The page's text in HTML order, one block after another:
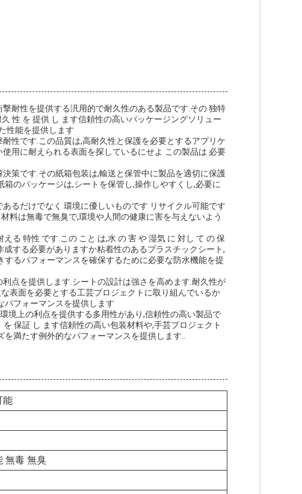
耐性を提供する汎用的で耐久性のある製品です.その 独特
性 を 提供 し ます信頼性の高いパッケージングソリュー
性能を提供します
性です.この品質は,高耐久性と保護を必要とするアプリケ
用に耐えられる表面を探しているにせよ この製品は 必要
策です.その紙箱包装は,輸送と保管中に製品を適切に保護
のパッケージは,シートを保管し,操作しやすくし,必要に
るだけでなく 環境に優しいものです リサイクル可能です
料は無毒で無臭で,環境や人間の健康に害を与えないよう
る 特性 です.この こと は,水 の 害 や 湿気 に 対し て の 保
する必要がありますか粘着性のあるプラスチックシート,
るパフォーマンスを確保するために必要な防水機能を提
点を提供します.シートの設計は強さを高めます.耐久性が
表面を必要とする工芸プロジェクトに取り組んでいるか
パフォーマンスを提供します
境上の利点を提供する多用性があり,信頼性の高い製品で
保証 し ます信頼性の高い包装材料や,手芸プロジェクト
満たす例外的なパフォーマンスを提供します..
能
無毒 無臭